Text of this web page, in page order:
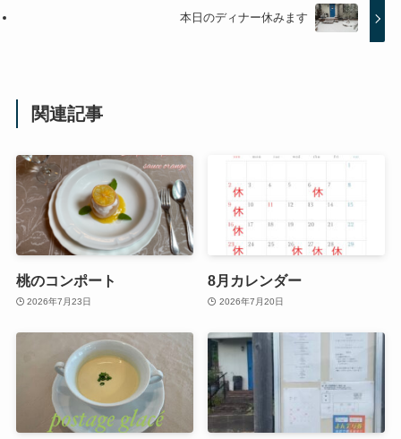
本日のディナー休みます
関連記事
桃のコンポート
2026年7月23日
8月カレンダー
2026年7月20日